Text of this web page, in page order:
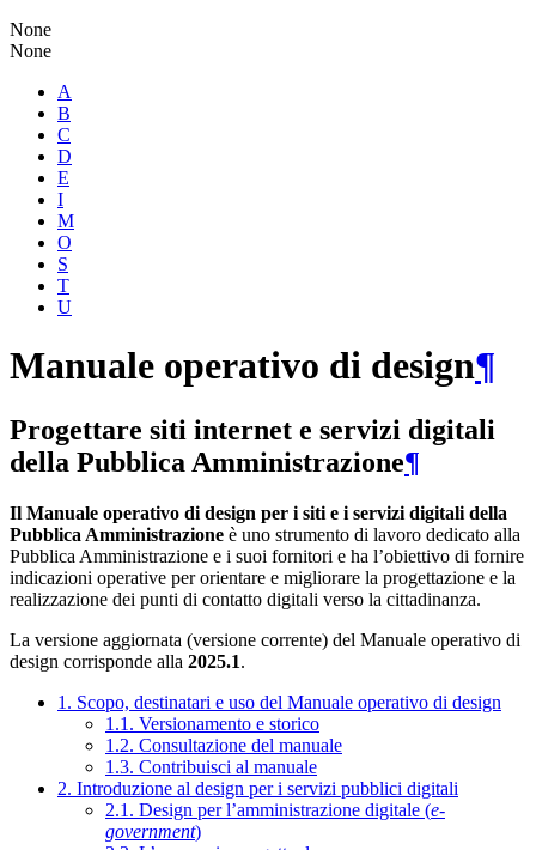
None
None
A
B
C
D
E
I
M
O
S
T
U
Manuale operativo di design¶
Progettare siti internet e servizi digitali
della Pubblica Amministrazione¶
Il Manuale operativo di design per i siti e i servizi digitali della
Pubblica Amministrazione è uno strumento di lavoro dedicato alla
Pubblica Amministrazione e i suoi fornitori e ha l’obiettivo di fornire
indicazioni operative per orientare e migliorare la progettazione e la
realizzazione dei punti di contatto digitali verso la cittadinanza.
La versione aggiornata (versione corrente) del Manuale operativo di
design corrisponde alla 2025.1.
1. Scopo, destinatari e uso del Manuale operativo di design
1.1. Versionamento e storico
1.2. Consultazione del manuale
1.3. Contribuisci al manuale
2. Introduzione al design per i servizi pubblici digitali
2.1. Design per l’amministrazione digitale (e-
government)